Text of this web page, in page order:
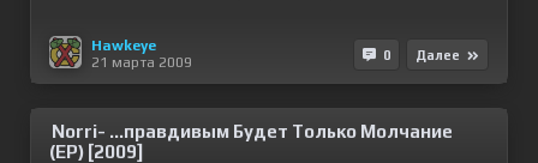
Hawkeye
21 марта 2009
0 Далее
Norri- ...правдивым Будет Только Молчание
(EP) [2009]